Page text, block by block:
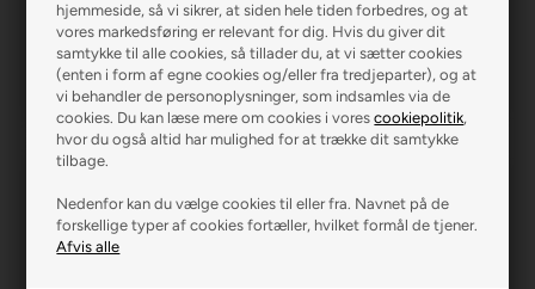
hjemmeside, så vi sikrer, at siden hele tiden forbedres, og at
vores markedsføring er relevant for dig. Hvis du giver dit
samtykke til alle cookies, så tillader du, at vi sætter cookies
(enten i form af egne cookies og/eller fra tredjeparter), og at
vi behandler de personoplysninger, som indsamles via de
cookies. Du kan læse mere om cookies i vorescookiepolitik,
hvor du også altid har mulighed for at trække dit samtykke
tilbage.
Nedenfor kan du vælge cookies til eller fra. Navnet på de
forskellige typer af cookies fortæller, hvilket formål de tjener.
R2 MALERFIRMA R2 FARVEHANDEL